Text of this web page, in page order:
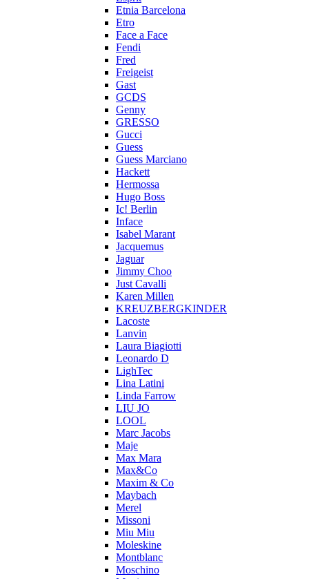
Etnia Barcelona
Etro
Face a Face
Fendi
Fred
Freigeist
Gast
GCDS
Genny
GRESSO
Gucci
Guess
Guess Marciano
Hackett
Hermossa
Hugo Boss
Ic! Berlin
Inface
Isabel Marant
Jacquemus
Jaguar
Jimmy Choo
Just Cavalli
Karen Millen
KREUZBERGKINDER
Lacoste
Lanvin
Laura Biagiotti
Leonardo D
LighTec
Lina Latini
Linda Farrow
LIU JO
LOOL
Marc Jacobs
Maje
Max Mara
Max&Co
Maxim & Co
Maybach
Merel
Missoni
Miu Miu
Moleskine
Montblanc
Moschino